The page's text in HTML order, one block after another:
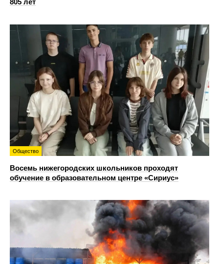
805 лет
Общество
Восемь нижегородских школьников проходят
обучение в образовательном центре «Сириус»